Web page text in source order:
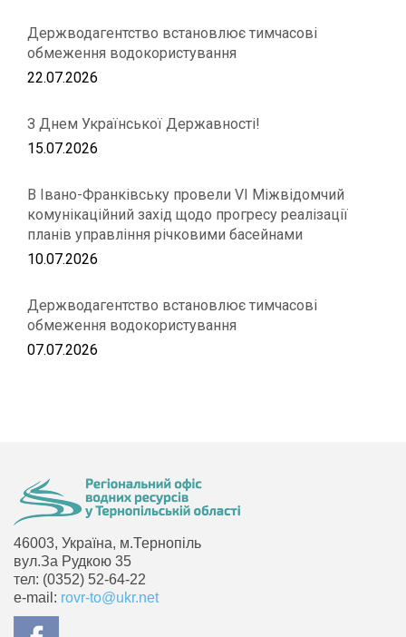
Держводагентство встановлює тимчасові
обмеження водокористування
22.07.2026
З Днем Української Державності!
15.07.2026
В Івано-Франківську провели VІ Міжвідомчий
комунікаційний захід щодо прогресу реалізації
планів управління річковими басейнами
10.07.2026
Держводагентство встановлює тимчасові
обмеження водокористування
07.07.2026
46003, Україна, м.Тернопіль
вул.За Рудкою 35
тел: (0352) 52-64-22
e-mail: rovr-to@ukr.net